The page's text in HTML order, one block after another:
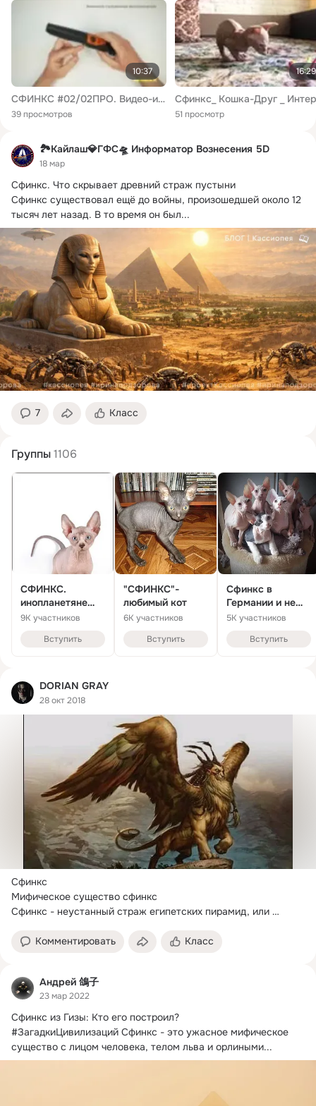
10:37
СФИНКС #02/02ПРО. Видео-инструкция металлоискателя (пинпоинтер). ЗАО «СФИНКС». Сделано в России.
39 просмотров
16:29
51 просмотр
🏞️Кайлаш💎ГФС🛸 Информатор Вознесения 5D
18 мар
Сфинкс. Что скрывает древний страж пустыни
Сфинкс существовал ещё до войны, произошедшей около 12
тысяч лет назад. В то время он был...
7 Класс
Группы1106
СФИНКС.
инопланетяне
наступают:)
9K участников
Вступить
"СФИНКС"-
любимый кот
6K участников
Вступить
Сфинкс в
Германии и не
только
5K участников
Вступить
DORIAN GRAY
28 окт 2018
Сфинкс
Мифическое существо сфинкс
Сфинкс - неустанный страж египетских пирамид, или
Комментировать
Класс
Андрей 鴿子
23 мар 2022
Сфинкс из Гизы: Кто его построил?
#ЗагадкиЦивилизаций Сфинкс - это ужасное мифическое
существо с лицом человека, телом льва и орлиными...